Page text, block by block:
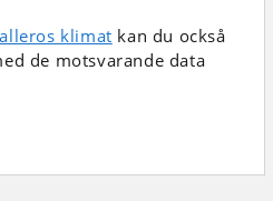
klimat kan du också
de motsvarande data